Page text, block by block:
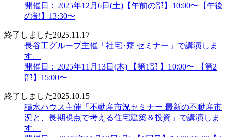
開催日：2025年12月6日(土)【午前の部】10:00〜【午後
の部】13:30〜
終了しました2025.11.17
長谷工グループ主催「社宅･寮 セミナー」で講演しま
す。
開催日：2025年11月13日(木) 【第1部 】10:00〜 【第2
部】15:00〜
終了しました2025.10.15
積水ハウス主催「不動産市況セミナー 最新の不動産市
況と、長期視点で考える住宅建築＆投資」で講演しま
す。